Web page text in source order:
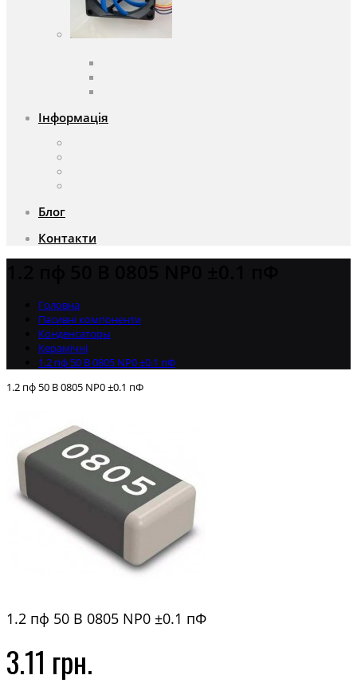
Інформація
Блог
Контакти
Головна
Пасивні компоненти
Конденсаторы
Керамічні
1.2 пф 50 В 0805 NP0 ±0.1 пФ
1.2 пф 50 В 0805 NP0 ±0.1 пФ
1.2 пф 50 В 0805 NP0 ±0.1 пФ
3.11 грн.